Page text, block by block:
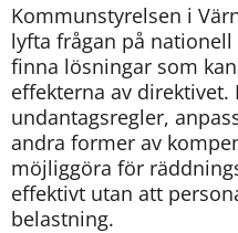
Kommunstyrelsen i
lyfta frågan på
finna lösningar som
effekterna av direktivet.
undantagsregler,
andra former av
möjliggöra för
effektivt utan att
belastning.